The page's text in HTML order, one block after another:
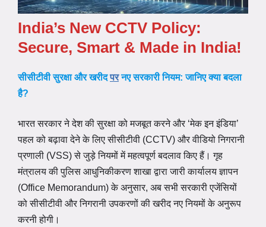
India’s New CCTV Policy:
Secure, Smart & Made in India!
सीसीटीवी सुरक्षा और खरीदपरनए सरकारी नियम: जानिए क्या बदला
है?
भारत सरकार ने देश की सुरक्षा को मजबूत करने और ‘मेक इन इंडिया’
पहल को बढ़ावा देने के लिए सीसीटीवी (CCTV) और वीडियो निगरानी
प्रणाली (VSS) से जुड़े नियमों में महत्वपूर्ण बदलाव किए हैं। गृह
मंत्रालय की पुलिस आधुनिकीकरण शाखा द्वारा जारी कार्यालय ज्ञापन
(Office Memorandum) के अनुसार, अब सभी सरकारी एजेंसियों
को सीसीटीवी और निगरानी उपकरणों की खरीद नए नियमों के अनुरूप
करनी होगी।